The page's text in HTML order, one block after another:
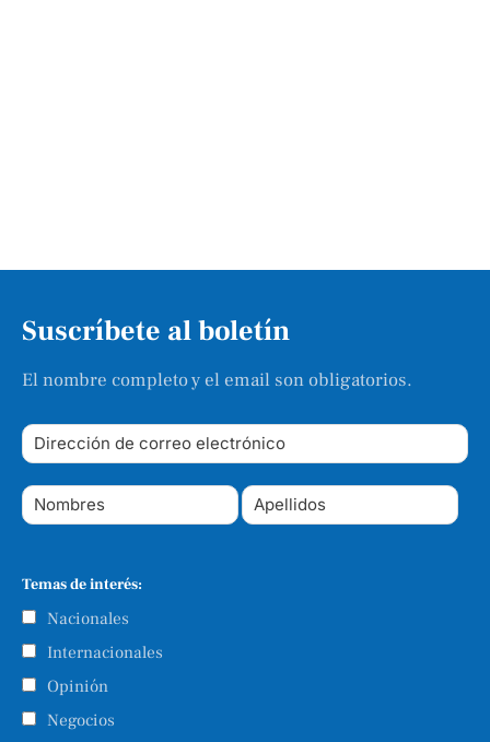
Suscríbete al boletín
El nombre completo y el email son obligatorios.
Temas de interés:
Nacionales
Internacionales
Opinión
Negocios